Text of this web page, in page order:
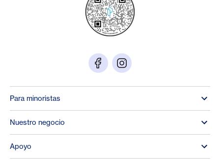
Para minoristas
Nuestro negocio
Apoyo